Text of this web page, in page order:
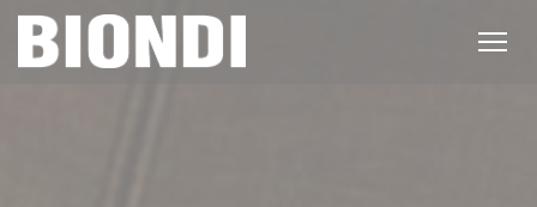
Cookies beheer paneel